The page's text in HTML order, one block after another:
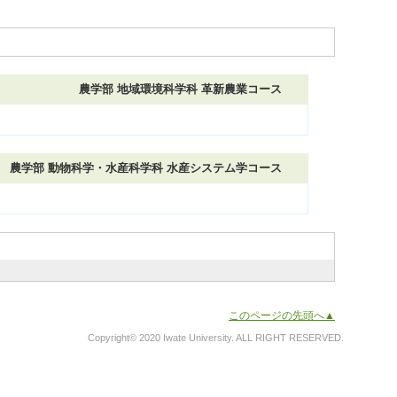
農学部 地域環境科学科 革新農業コース
農学部 動物科学・水産科学科 水産システム学コース
このページの先頭へ▲
Copyright© 2020 Iwate University. ALL RIGHT RESERVED.